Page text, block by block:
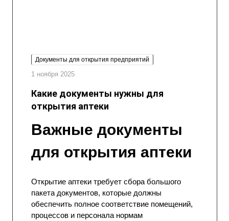
Документы для открытия предприятий
1 ноября 2025
Какие документы нужны для
открытия аптеки
Важные документы
для открытия аптеки
Открытие аптеки требует сбора большого
пакета документов, которые должны
обеспечить полное соответствие помещений,
процессов и персонала нормам